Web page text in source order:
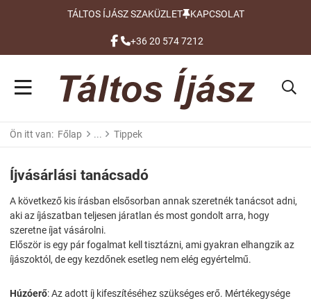
TÁLTOS ÍJÁSZ SZAKÜZLET KAPCSOLAT
FACEBOOK
+36 20 574 7212
Ön itt van: Főlap Tippek
Íjvásárlási tanácsadó
A következő kis írásban elsősorban annak szeretnék tanácsot adni,
aki az íjászatban teljesen járatlan és most gondolt arra, hogy
szeretne íjat vásárolni.
Először is egy pár fogalmat kell tisztázni, ami gyakran elhangzik az
íjászoktól, de egy kezdőnek esetleg nem elég egyértelmű.
Húzóerő: Az adott íj kifeszítéséhez szükséges erő. Mértékegysége